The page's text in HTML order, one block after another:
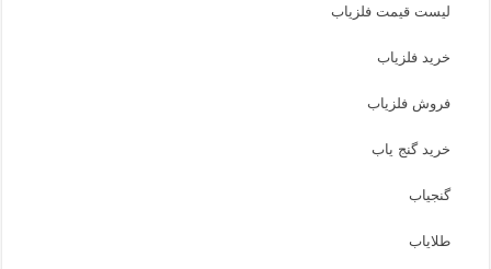
لیست قیمت فلزیاب
خرید فلزیاب
فروش فلزیاب
خرید گنج یاب
گنجیاب
طلایاب